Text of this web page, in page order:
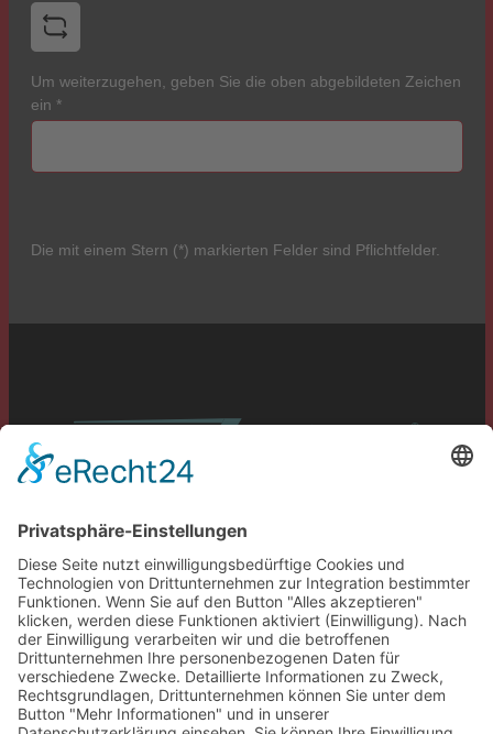
Um weiterzugehen, geben Sie die oben abgebildeten Zeichen
ein *
Die mit einem Stern (*) markierten Felder sind Pflichtfelder.
Service
Information
Unsere weiteren Shops